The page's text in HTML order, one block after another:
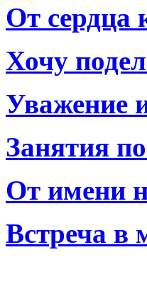
От сердца
Хочу
Уважение
Занятия
От имени
Встреча в